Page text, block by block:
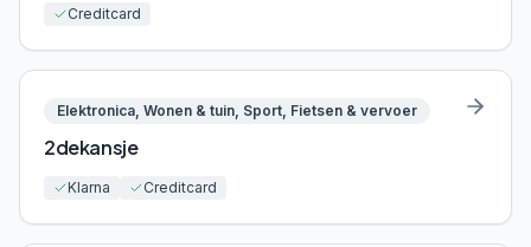
Creditcard
Elektronica, Wonen & tuin, Sport, Fietsen & vervoer
2dekansje
Klarna Creditcard